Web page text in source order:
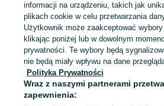
Mapa kategorii
Mapa miejscowości
Mapa ministron
Popularne wyszukiwania
informacji na urządzeniu, takich jak
plikach cookie w celu przetwarzania
Użytkownik może zaakceptować
klikając poniżej lub w dowolnym
prywatności. Te wybory będą
nie będą miały wpływu na dane
Polityka Prywatności
Wraz z naszymi partnerami
zapewnienia: